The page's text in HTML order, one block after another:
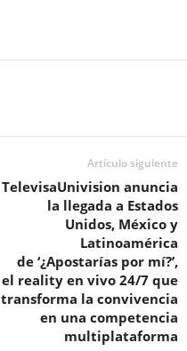
Artículo siguiente
TelevisaUnivision anuncia
la llegada a Estados
Unidos, México y
Latinoamérica
de ‘¿Apostarías por mí?’,
el reality en vivo 24/7 que
transforma la convivencia
en una competencia
multiplataforma